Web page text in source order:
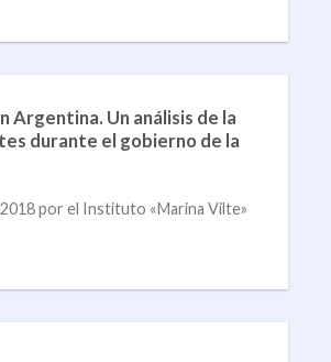
Argentina. Un análisis de la
durante el gobierno de la
por el Instituto «Marina Vilte»